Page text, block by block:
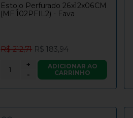
Estojo Perfurado 26x12x06CM
(MF 102PFIL2) - Fava
R$ 212,71 R$ 183,94
-
+
ADICIONAR AO
CARRINHO